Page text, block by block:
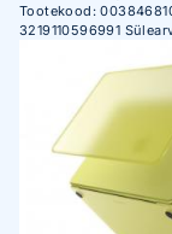
matkalaukku,
Tootekood:
3219110596991